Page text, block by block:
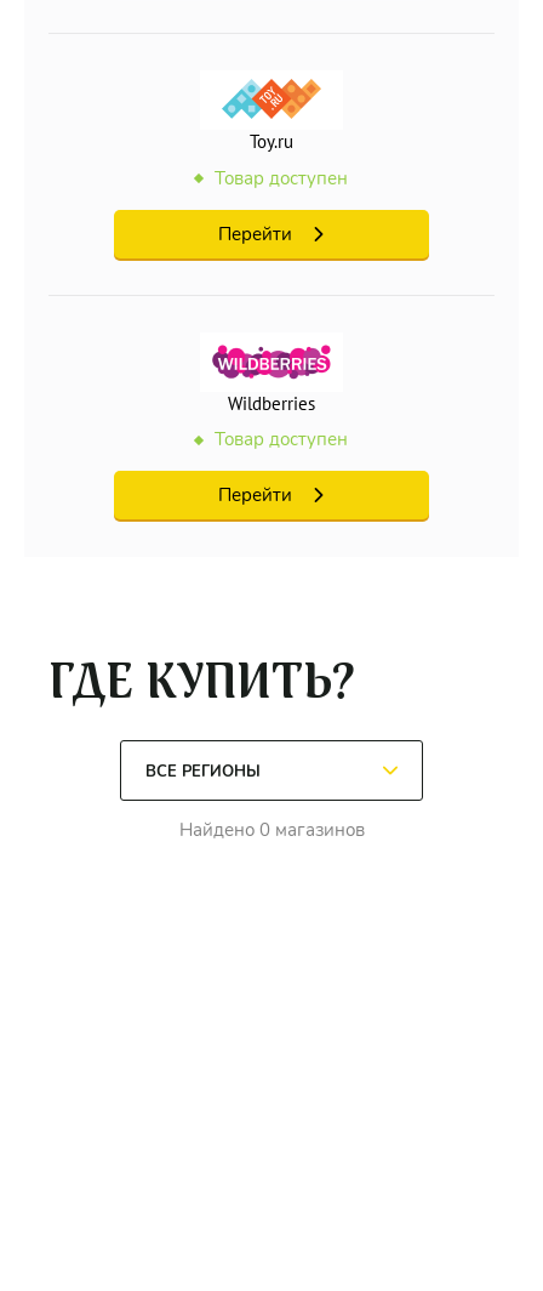
Toy.ru
Товар доступен
Перейти
Wildberries
Товар доступен
Перейти
ГДЕ КУПИТЬ?
Найдено 0 магазинов